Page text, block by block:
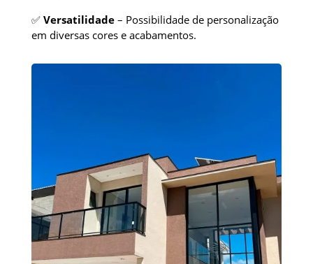
✅ Versatilidade– Possibilidade de personalização
em diversas cores e acabamentos.